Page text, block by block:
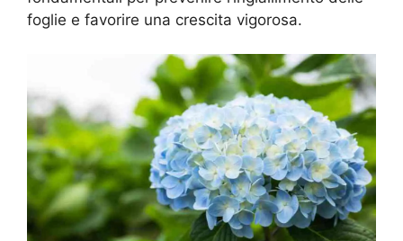
foglie e favorire una crescita vigorosa.